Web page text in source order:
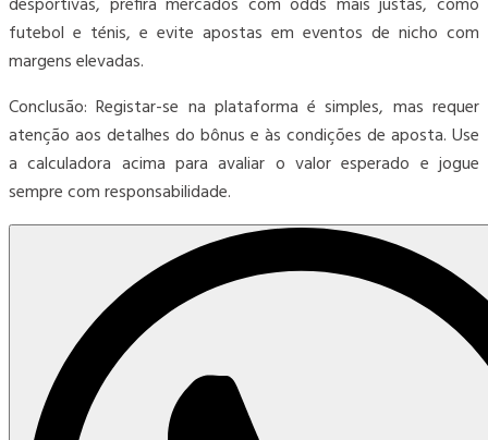
futebol e ténis, e evite apostas em eventos de nicho com
margens elevadas.
Conclusão: Registar-se na plataforma é simples, mas requer
atenção aos detalhes do bônus e às condições de aposta. Use
a calculadora acima para avaliar o valor esperado e jogue
sempre com responsabilidade.